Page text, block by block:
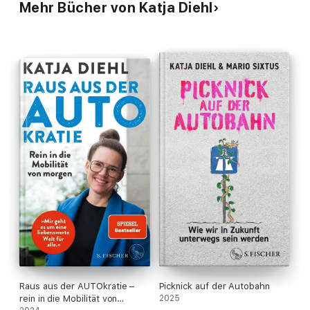
Mehr Bücher von Katja Diehl
Raus aus der AUTOkratie –
rein in die Mobilität von
Picknick auf der Autobahn
2025